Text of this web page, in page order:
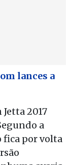
lances a
2017
a
fica por volta